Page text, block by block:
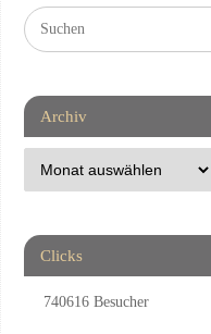
Archiv
Clicks
740616 Besucher